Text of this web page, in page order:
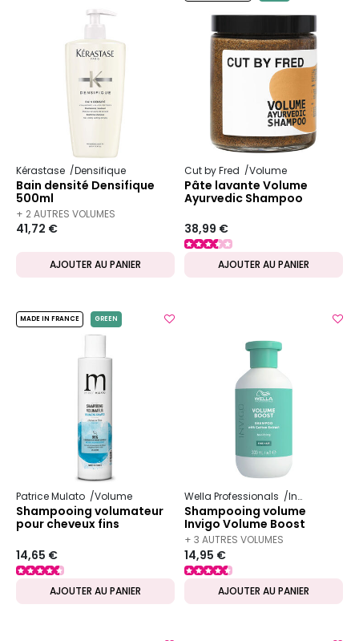
Kérastase Densifique
Bain densité Densifique
500ml
+ 2 AUTRES VOLUMES
DISPONIBLES
41,72 €
AJOUTER AU PANIER
Cut by Fred Volume
Pâte lavante Volume
Ayurvedic Shampoo
38,99 €
AJOUTER AU PANIER
MADE IN FRANCE GREEN
Patrice Mulato Volume
Shampooing volumateur
pour cheveux fins
14,65 €
AJOUTER AU PANIER
Wella Professionals Invigo
Shampooing volume
Invigo Volume Boost
300ml
+ 3 AUTRES VOLUMES
DISPONIBLES
14,95 €
AJOUTER AU PANIER